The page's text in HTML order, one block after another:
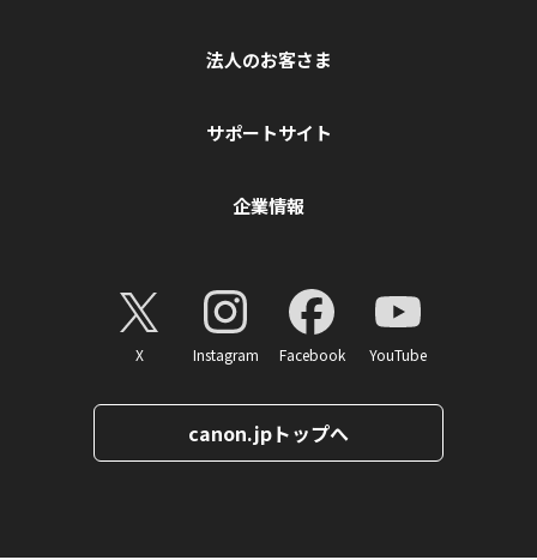
法人のお客さま
サポートサイト
企業情報
X Instagram Facebook YouTube
canon.jpトップへ